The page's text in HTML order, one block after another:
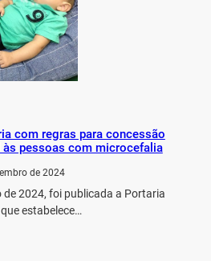
com regras para concessão
às pessoas com microcefalia
de 2024
de 2024, foi publicada a Portaria
estabelece…